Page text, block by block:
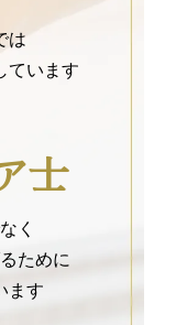
は
ています
士
く
ために
ます